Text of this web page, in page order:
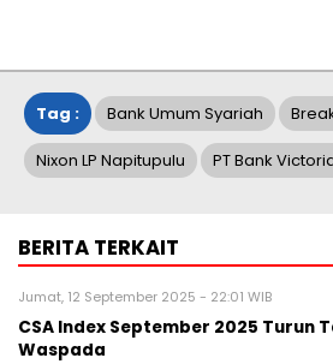
Tag : Bank Umum Syariah
Nixon LP Napitupulu PT Bank
BERITA TERKAIT
Jumat, 12 September 2025 - 22:01 WIB
CSA Index September 2025 Turun
Waspada